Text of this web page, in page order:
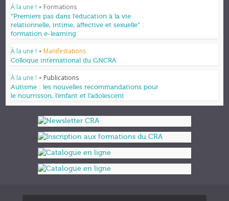
À la une ! • Formations
“Premiers pas dans l’éducation à la vie
relationnelle, intime, affective et sexuelle” :
formation e-learning
À la une ! • Manifestations
Colloque international du GNCRA
À la une ! • Publications
Autisme : les nouvelles recommandations pour
le nourrisson, l’enfant et l’adolescent